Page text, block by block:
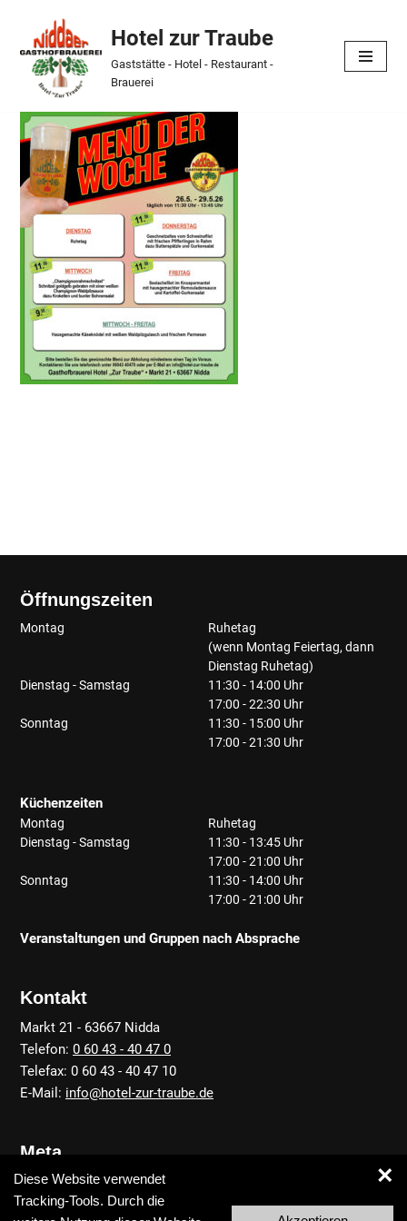
Skip
content
Hotel zur Traube
Gaststätte - Hotel - Restaurant -
Brauerei
Öffnungszeiten
Montag
Ruhetag
(wenn Montag Feiertag, dann
Dienstag Ruhetag)
Dienstag - Samstag
11:30 - 14:00 Uhr
17:00 - 22:30 Uhr
Sonntag
11:30 - 15:00 Uhr
17:00 - 21:30 Uhr
Küchenzeiten
Montag
Ruhetag
Dienstag - Samstag
11:30 - 13:45 Uhr
17:00 - 21:00 Uhr
Sonntag
11:30 - 14:00 Uhr
17:00 - 21:00 Uhr
Veranstaltungen und Gruppen nach Absprache
Kontakt
Markt 21 - 63667 Nidda
Telefon: 0 60 43 - 40 47 0
Telefax: 0 60 43 - 40 47 10
E-Mail: info@hotel-zur-traube.de
Meta
Anfahrt
Kontakt
×
Diese Website verwendet
Tracking-Tools. Durch die